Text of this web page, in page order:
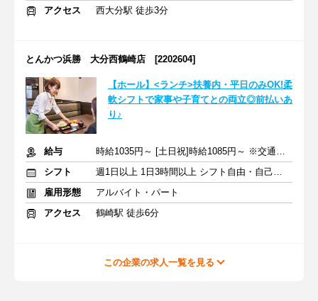
アクセス
西大分駅 徒歩3分
とんかつ浜勝 大分西鶴崎店 [2202604]
【ホール】<ランチ>扶養内・平日のみOK!柔
軟シフトで家事や子育てとの両立◎前払いあ
り♪
給与
時給1035円～ [土日祝]時給1085円～ ※交通費全額支給
シフト
週1日以上 1日3時間以上 シフト自由・自己申告
雇用形態
アルバイト・パート
アクセス
鶴崎駅 徒歩6分
この企業の求人一覧を見る